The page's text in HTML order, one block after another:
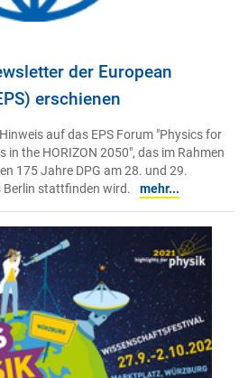
der European
erschienen
auf das EPS Forum "Physics for
in the HORIZON 2050", das im Rahmen
175 Jahre DPG am 28. und 29.
Berlin stattfinden wird.
mehr...